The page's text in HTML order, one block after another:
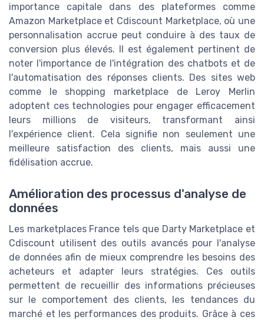
importance capitale dans des plateformes comme
Amazon Marketplace et Cdiscount Marketplace, où une
personnalisation accrue peut conduire à des taux de
conversion plus élevés. Il est également pertinent de
noter l'importance de l'intégration des chatbots et de
l'automatisation des réponses clients. Des sites web
comme le shopping marketplace de Leroy Merlin
adoptent ces technologies pour engager efficacement
leurs millions de visiteurs, transformant ainsi
l'expérience client. Cela signifie non seulement une
meilleure satisfaction des clients, mais aussi une
fidélisation accrue.
Amélioration des processus d'analyse de
données
Les marketplaces France tels que Darty Marketplace et
Cdiscount utilisent des outils avancés pour l'analyse
de données afin de mieux comprendre les besoins des
acheteurs et adapter leurs stratégies. Ces outils
permettent de recueillir des informations précieuses
sur le comportement des clients, les tendances du
marché et les performances des produits. Grâce à ces